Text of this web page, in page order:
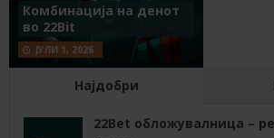
Комбинација на денот
во 22Bit
ЈУЛИ 1, 2026
Најдобри
22Bet обложувалница –